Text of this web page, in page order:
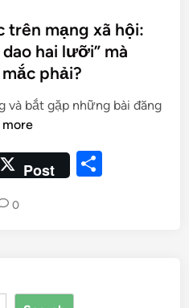
trên mạng xã hội:
hai lưỡi” mà
phải?
và bắt gặp những bài đăng
more
Post
0